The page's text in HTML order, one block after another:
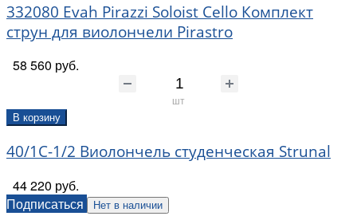
332080 Evah Pirazzi Soloist Cello Комплект
струн для виолончели Pirastro
58 560 руб.
шт
В корзину
40/1C-1/2 Виолончель студенческая Strunal
44 220 руб.
Подписаться
Нет в наличии